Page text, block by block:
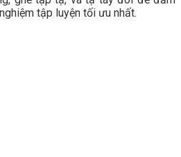
tập luyện tối ưu nhất.